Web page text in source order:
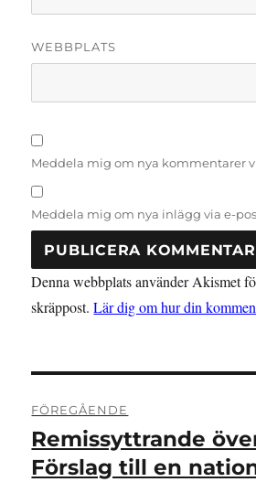
WEBBPLATS
Meddela mig om nya kommentarer
Meddela mig om nya inlägg via e-
Denna webbplats använder Akismet
skräppost.Lär dig om hur din
FÖREGÅENDE
Föregående
inlägg:
Remissyttrande
Förslag till en